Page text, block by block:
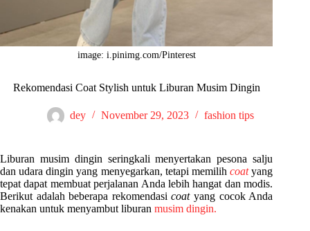
image: i.pinimg.com/Pinterest
Rekomendasi Coat Stylish untuk Liburan Musim Dingin
dey November 29, 2023 fashion tips
Liburan musim dingin seringkali menyertakan pesona salju
dan udara dingin yang menyegarkan, tetapi memilih coatyang
tepat dapat membuat perjalanan Anda lebih hangat dan modis.
Berikut adalah beberapa rekomendasicoatyang cocok Anda
kenakan untuk menyambut liburan musim dingin.